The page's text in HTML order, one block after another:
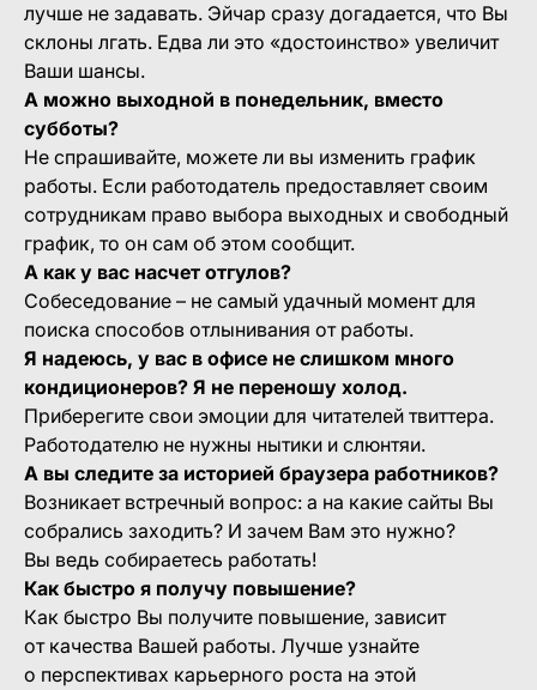
лучше не задавать. Эйчар сразу догадается, что Вы
склоны лгать. Едва ли это «достоинство» увеличит
Ваши шансы.
А можно выходной в понедельник, вместо
субботы?
Не спрашивайте, можете ли вы изменить график
работы. Если работодатель предоставляет своим
сотрудникам право выбора выходных и свободный
график, то он сам об этом сообщит.
А как у вас насчет отгулов?
Собеседование – не самый удачный момент для
поиска способов отлынивания от работы.
Я надеюсь, у вас в офисе не слишком много
кондиционеров? Я не переношу холод.
Приберегите свои эмоции для читателей твиттера.
Работодателю не нужны нытики и слюнтяи.
А вы следите за историей браузера работников?
Возникает встречный вопрос: а на какие сайты Вы
собрались заходить? И зачем Вам это нужно?
Вы ведь собираетесь работать!
Как быстро я получу повышение?
Как быстро Вы получите повышение, зависит
от качества Вашей работы. Лучше узнайте
о перспективах карьерного роста на этой